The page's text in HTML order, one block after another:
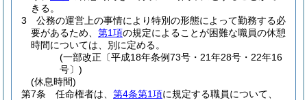
きる。
3
公務の運営上の事情により特別の形態によって勤務する必
要があるため、 第1項の規定によることが困難な職員の休憩
時間については、別に定める。
(一部改正〔平成18年条例73号・21年28号・22年16
号〕)
(休息時間)
第7条
任命権者は、 第4条第1項に規定する職員について、